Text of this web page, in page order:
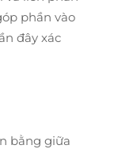
phần vào
đây xác
bằng giữa